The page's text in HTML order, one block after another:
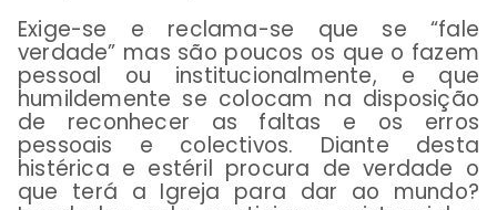
Exige-se e reclama-se que se “fale
verdade” mas são poucos os que o fazem
pessoal ou institucionalmente, e que
humildemente se colocam na disposição
de reconhecer as faltas e os erros
pessoais e colectivos. Diante desta
histérica e estéril procura de verdade o
que terá a Igreja para dar ao mundo?